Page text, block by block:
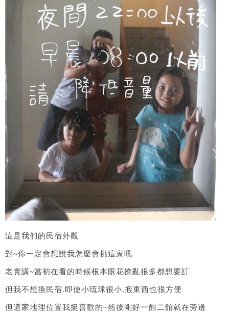
這是我們的民宿外觀
對~你一定會想說我怎麼會挑這家吼
老實講~當初在看的時候根本眼花撩亂很多都想要訂
但我不想換民宿.即使小琉球很小.搬東西也很方便
但這家地理位置我挺喜歡的~然後剛好一館二館就在旁邊